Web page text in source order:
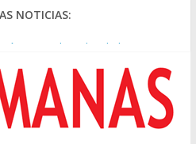
NOTICIAS:
a su embajador de la Argentina
se espera un fuerte operativo
de Tierras predominó en las
Historia en el solar natal